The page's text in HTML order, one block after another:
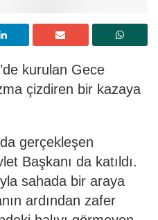
kurulan Gece
çizdiren bir kazaya
gerçekleşen
Başkanı da katıldı.
sahada bir araya
ardından zafer